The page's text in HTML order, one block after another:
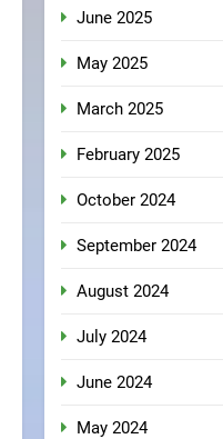
June 2025
May 2025
March 2025
February 2025
October 2024
September 2024
August 2024
July 2024
June 2024
May 2024